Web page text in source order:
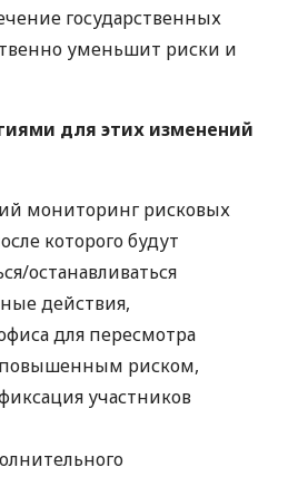
государственных
уменьшит риски и
для этих изменений
мониторинг рисковых
которого будут
останавливаться
действия,
для пересмотра
повышенным риском,
участников